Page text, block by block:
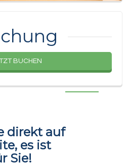
BUCHEN
direkt auf
es ist
Sie!